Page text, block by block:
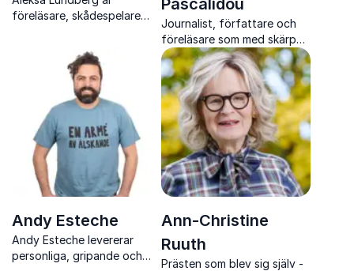
föreläsare, skådespelare
på könsnormer, identitet
och inkludering
Pascalidou
Journalist, författare och
föreläsare som med skärpa,
värme och erfarenhet
engagerar publiken i
samhällsfrågor som berör.
Andy Esteche
Andy Esteche levererar
personliga, gripande och
Ann-Christine
Ruuth
Prästen som blev sig själv -